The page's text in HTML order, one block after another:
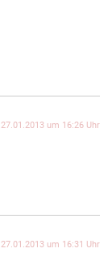
27.01.2013 um 16:26 Uhr
27.01.2013 um 16:31 Uhr